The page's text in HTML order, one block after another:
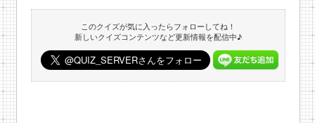
このクイズが気に入ったらフォローしてね！
新しいクイズコンテンツなど更新情報を配信中♪